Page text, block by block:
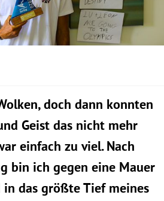
doch dann konnten
Geist das nicht mehr
einfach zu viel. Nach
bin ich gegen eine Mauer
in das größte Tief meines